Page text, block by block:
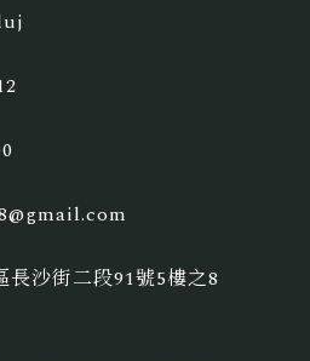
長沙街二段91號5樓之8